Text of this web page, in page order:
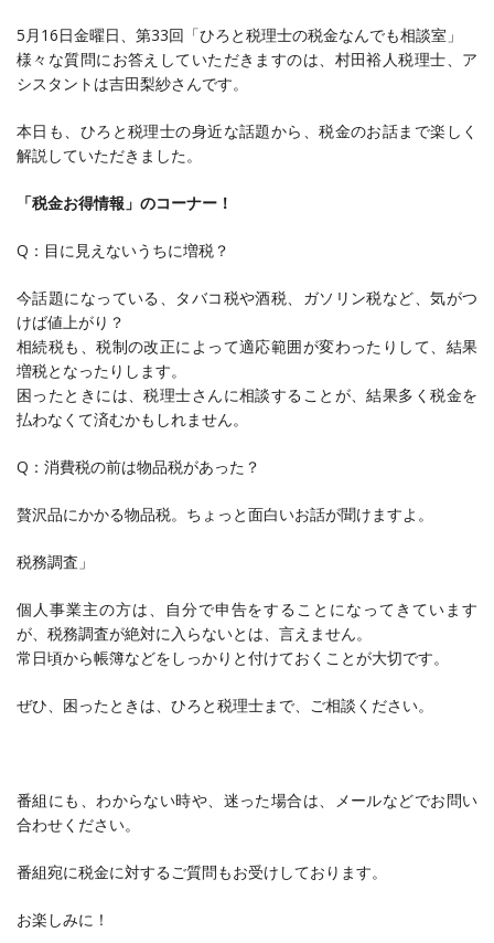
5月16日金曜日、第33回「ひろと税理士の税金なんでも相談室」
様々な質問にお答えしていただきますのは、村田裕人税理士、ア
シスタントは吉田梨紗さんです。
本日も、ひろと税理士の身近な話題から、税金のお話まで楽しく
解説していただきました。
「税金お得情報」のコーナー！
Q：目に見えないうちに増税？
今話題になっている、タバコ税や酒税、ガソリン税など、気がつ
けば値上がり？
相続税も、税制の改正によって適応範囲が変わったりして、結果
増税となったりします。
困ったときには、税理士さんに相談することが、結果多く税金を
払わなくて済むかもしれません。
Q：消費税の前は物品税があった？
贅沢品にかかる物品税。ちょっと面白いお話が聞けますよ。
税務調査」
個人事業主の方は、自分で申告をすることになってきています
が、税務調査が絶対に入らないとは、言えません。
常日頃から帳簿などをしっかりと付けておくことが大切です。
ぜひ、困ったときは、ひろと税理士まで、ご相談ください。
番組にも、わからない時や、迷った場合は、メールなどでお問い
合わせください。
番組宛に税金に対するご質問もお受けしております。
お楽しみに！